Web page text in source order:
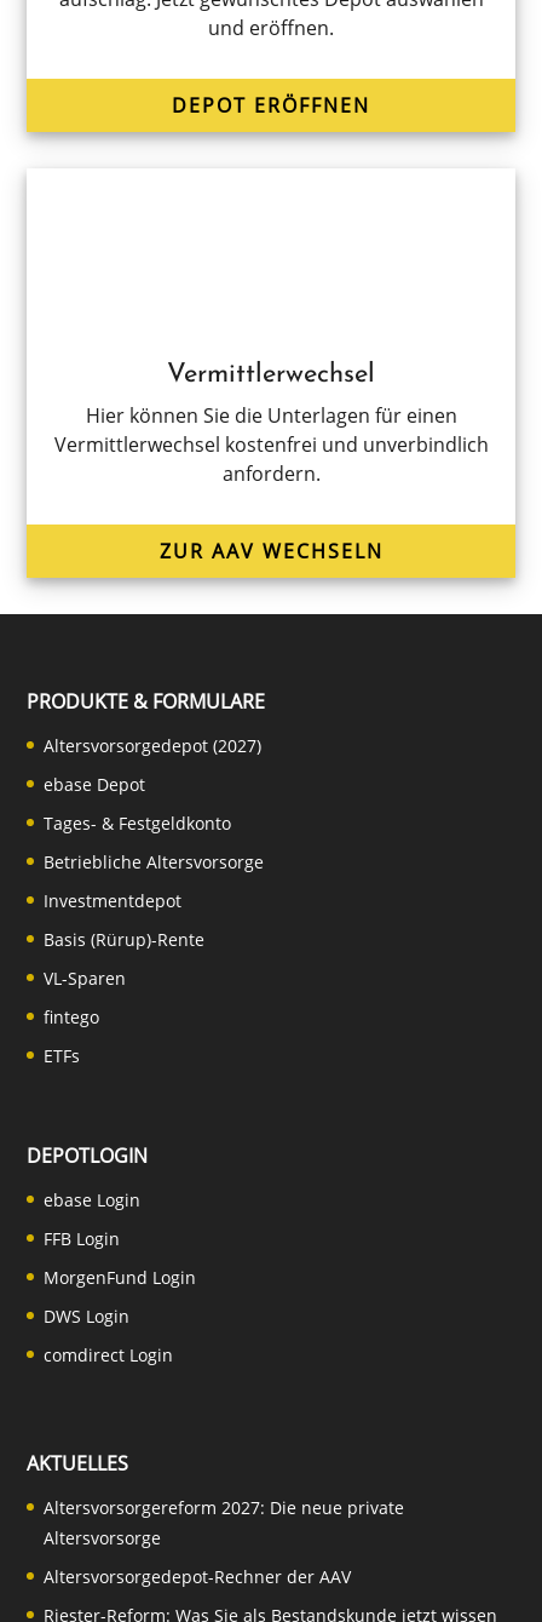
und eröffnen.
DEPOT ERÖFF­NEN
Vermittlerwechsel
Hier können Sie die Unter­la­gen für einen
Vermitt­ler­wech­sel kosten­frei und unver­bind­lich
anfordern.
ZUR AAV WECHSELN
PRODUKTE & FORMULARE
Altersvorsorgedepot (2027)
ebase Depot
Tages- & Festgeldkonto
Betriebliche Altersvorsorge
Investmentdepot
Basis (Rürup)-Rente
VL-Sparen
fintego
ETFs
DEPOTLOGIN
ebase Login
FFB Login
MorgenFund Login
DWS Login
comdirect Login
AKTUELLES
Altersvorsorgereform 2027: Die neue private
Altersvorsorge
Altersvorsorgedepot-Rechner der AAV
Riester-Reform: Was Sie als Bestandskunde jetzt wissen